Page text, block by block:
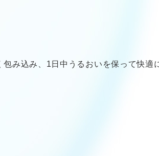
み込み、1日中うるおいを保って快適